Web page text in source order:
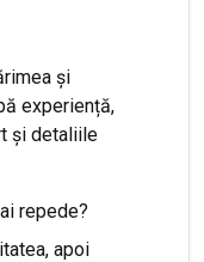
și
experiență,
și detaliile
repede?
apoi